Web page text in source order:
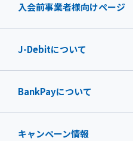
入会前事業者様向けページ
J-Debitについて
BankPayについて
キャンペーン情報